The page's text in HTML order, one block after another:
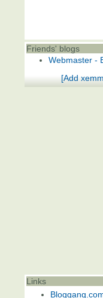
Friends' blogs
Webmaster -
[Add
Links